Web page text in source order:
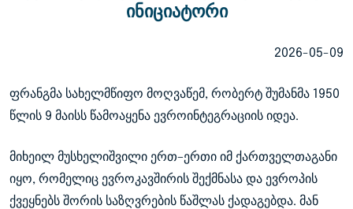
ინიციატორი
2026-05-09
ფრანგმა სახელმწიფო მოღვაწემ, რობერტ შუმანმა 1950
წლის 9 მაისს წამოაყენა ევროინტეგრაციის იდეა.
მიხეილ მუსხელიშვილი ერთ–ერთი იმ ქართველთაგანი
იყო, რომელიც ევროკავშირის შექმნასა და ევროპის
ქვეყნებს შორის საზღვრების წაშლას ქადაგებდა. მან